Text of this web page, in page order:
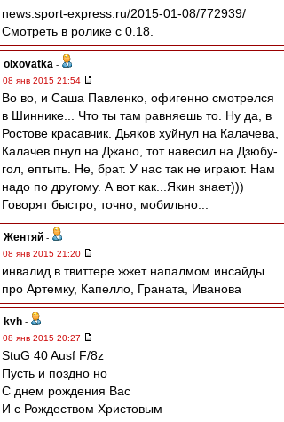
news.sport-express.ru/2015-01-08/772939/
Смотреть в ролике с 0.18.
olxovatka -
08 янв 2015 21:54
Во во, и Саша Павленко, офигенно смотрелся
в Шиннике... Что ты там равняешь то. Ну да, в
Ростове красавчик. Дьяков хуйнул на Калачева,
Калачев пнул на Джано, тот навесил на Дзюбу-
гол, ептыть. Не, брат. У нас так не играют. Нам
надо по другому. А вот как...Якин знает)))
Говорят быстро, точно, мобильно...
Жентяй -
08 янв 2015 21:20
инвалид в твиттере жжет напалмом инсайды
про Артемку, Капелло, Граната, Иванова
kvh -
08 янв 2015 20:27
StuG 40 Ausf F/8z
Пусть и поздно но
С днем рождения Вас
И с Рождеством Христовым